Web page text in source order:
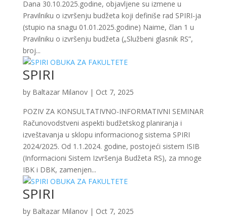
Dana 30.10.2025.godine, objavljene su izmene u
Pravilniku o izvršenju budžeta koji definiše rad SPIRI-ja
(stupio na snagu 01.01.2025.godine) Naime, član 1 u
Pravilniku o izvršenju budžeta („Službeni glasnik RS”,
broj...
SPIRI
by Baltazar Milanov| Oct 7, 2025
POZIV ZA KONSULTATIVNO-INFORMATIVNI SEMINAR
Računovodstveni aspekti budžetskog planiranja i
izveštavanja u sklopu informacionog sistema SPIRI
2024/2025. Od 1.1.2024. godine, postojeći sistem ISIB
(Informacioni Sistem Izvršenja Budžeta RS), za mnoge
IBK i DBK, zamenjen...
SPIRI
by Baltazar Milanov| Oct 7, 2025